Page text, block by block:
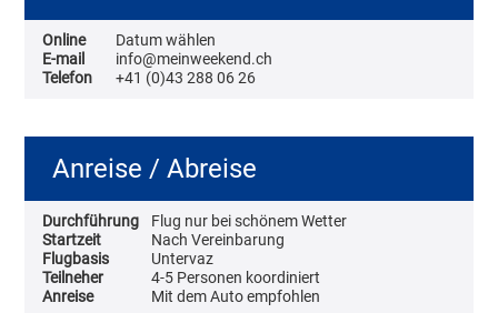
Online
Datum wählen
E-mail
info@meinweekend.ch
Telefon
+41 (0)43 288 06 26
Anreise / Abreise
Durchführung
Flug nur bei schönem Wetter
Startzeit
Nach Vereinbarung
Flugbasis
Untervaz
Teilneher
4-5 Personen koordiniert
Anreise
Mit dem Auto empfohlen